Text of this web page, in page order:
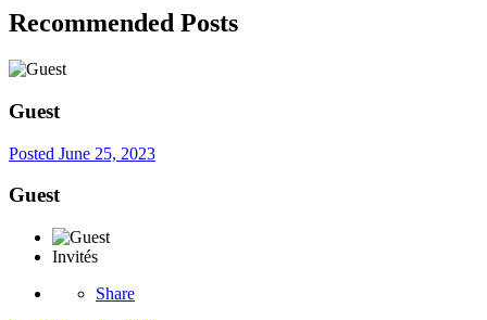
Recommended Posts
Guest
Posted June 25, 2023
Guest
Invités
Share